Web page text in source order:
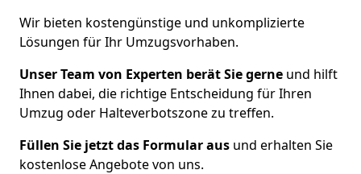
Wir bieten kostengünstige und unkomplizierte
Lösungen für Ihr Umzugsvorhaben.
Unser Team von Experten berät Sie gerne und hilft
Ihnen dabei, die richtige Entscheidung für Ihren
Umzug oder Halteverbotszone zu treffen.
Füllen Sie jetzt das Formular aus und erhalten Sie
kostenlose Angebote von uns.